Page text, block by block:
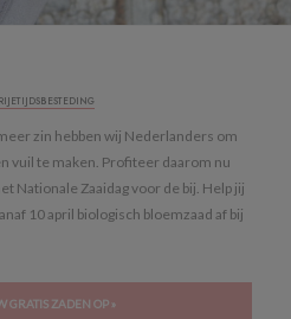
zin hebben wij Nederlanders om
vuil te maken. Profiteer daarom nu
Nationale Zaaidag voor de bij. Help jij
10 april biologisch bloemzaad af bij
GRATIS ZADEN OP »